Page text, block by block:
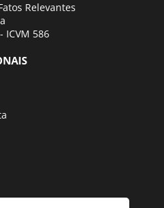
Relevantes
ICVM 586